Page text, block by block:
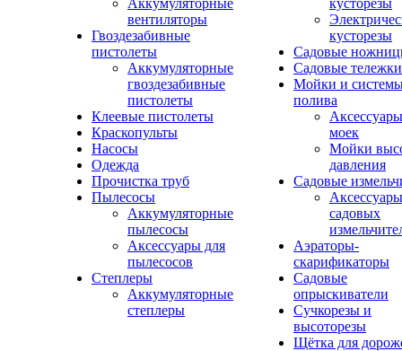
Аккумуляторные
вентиляторы
Гвоздезабивные
пистолеты
Аккумуляторные
гвоздезабивные
пистолеты
Клеевые пистолеты
Краскопульты
Насосы
Одежда
Прочистка труб
Пылесосы
Аккумуляторные
пылесосы
Аксессуары для
пылесосов
Степлеры
Аккумуляторные
степлеры
кусторезы
кусторезы
Садовые
Садовые тележки
Мойки и
полива
моек
Мойки
давления
Садовые
садовых
Аэраторы-
скарификаторы
Садовые
опрыскиватели
Сучкорезы и
высоторезы
Щётка для